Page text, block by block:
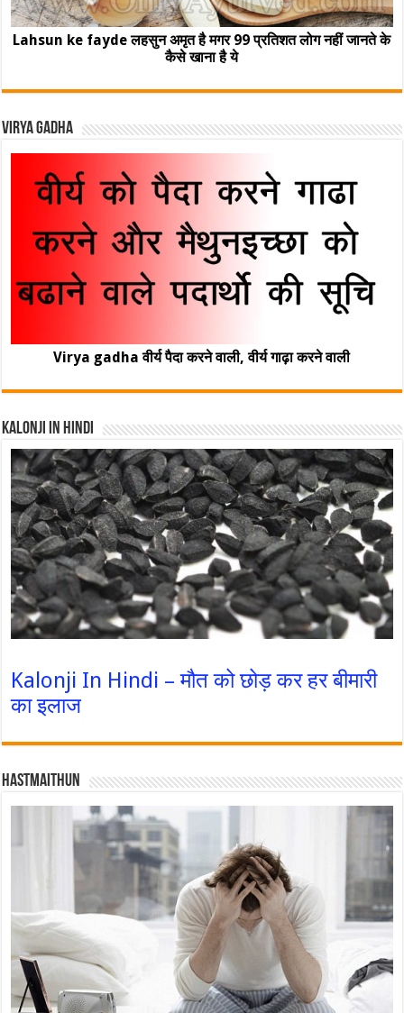
Lahsun ke fayde लहसुन अमृत है मगर 99 प्रतिशत लोग नहीं जानते के
कैसे खाना है ये
Virya Gadha
Virya gadha वीर्य पैदा करने वाली, वीर्य गाढ़ा करने वाली
Kalonji In Hindi
Kalonji In Hindi – मौत को छोड़ कर हर बीमारी
का इलाज
Hastmaithun